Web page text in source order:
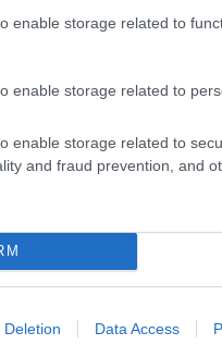
enable storage related to
enable storage related to
enable storage related to
and fraud prevention, and
Deletion Data Access
ÍNYENCSÉG AZ